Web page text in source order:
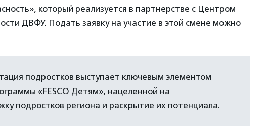
который реализуется в партнерстве с Центром
ДВФУ. Подать заявку на участие в этой смене можно
подростков выступает ключевым элементом
«FESCO Детям», нацеленной на
подростков региона и раскрытие их потенциала.